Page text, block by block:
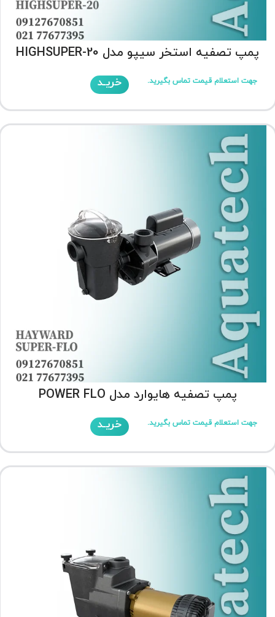
پمپ تصفیه استخر سیپو مدل HIGHSUPER-20
جهت استعلام قیمت تماس بگیرید. خریـد
پمپ تصفیه هایوارد مدل POWER FLO
جهت استعلام قیمت تماس بگیرید. خریـد